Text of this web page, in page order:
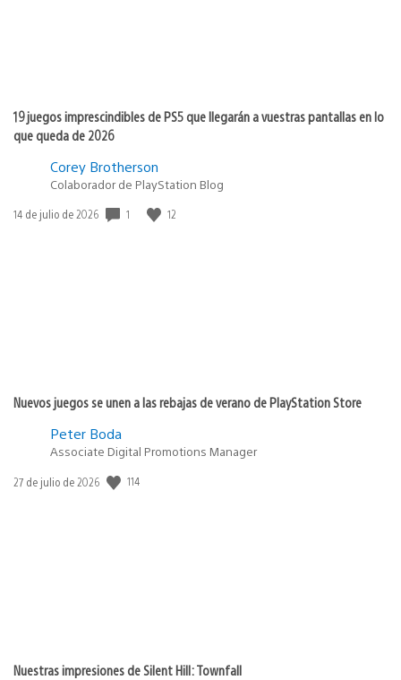
19 juegos imprescindibles de PS5 que llegarán a vuestras pantallas en lo
que queda de 2026
Corey Brotherson
Colaborador de PlayStation Blog
Fecha
14 de julio de 2026 1 12
Nuevos juegos se unen a las rebajas de verano de PlayStation Store
Peter Boda
Associate Digital Promotions Manager
Fecha
27 de julio de 2026 114
Nuestras impresiones de Silent Hill: Townfall